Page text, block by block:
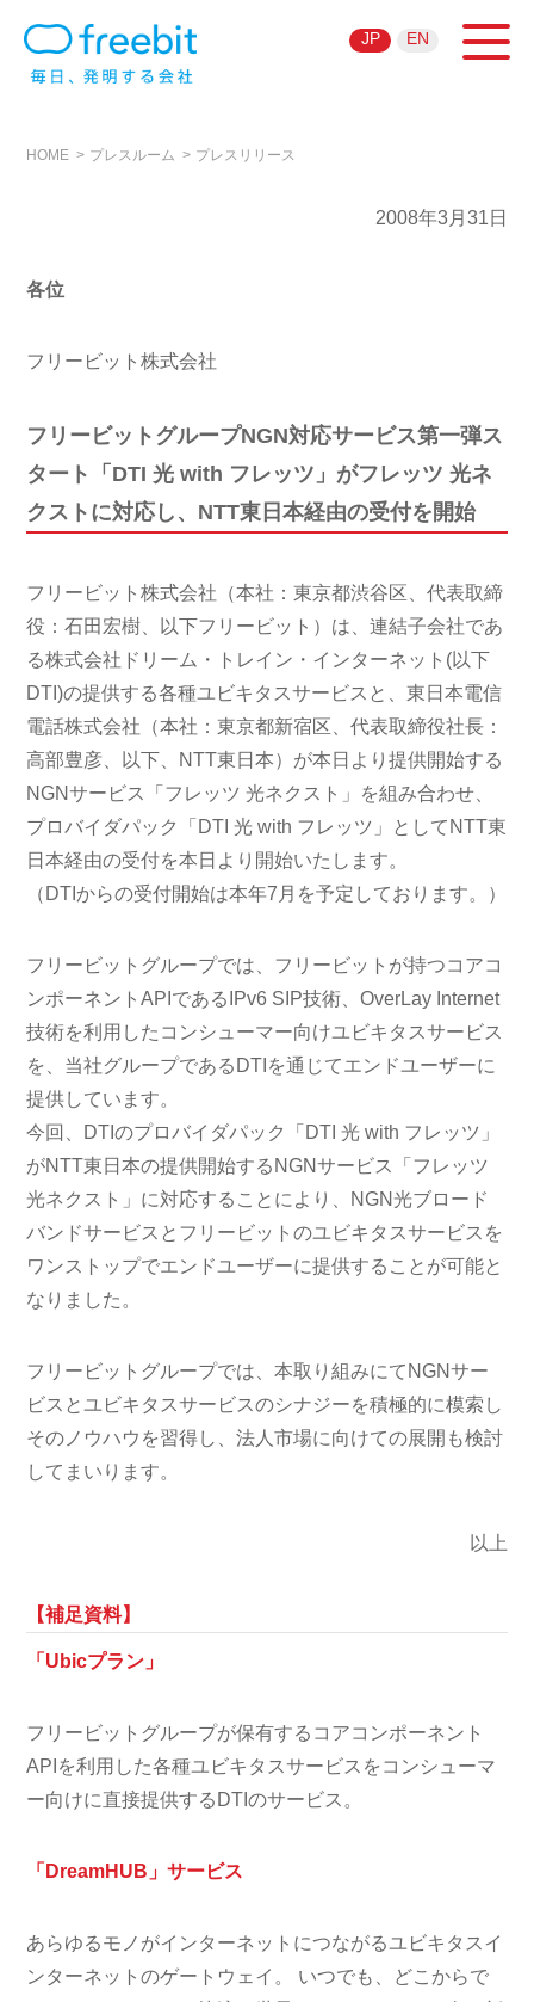
JP EN
HOME プレスルーム プレスリリース
2008年3月31日
各位
フリービット株式会社
フリービットグループNGN対応サービス第一弾ス
タート「DTI 光 with フレッツ」がフレッツ 光ネ
クストに対応し、NTT東日本経由の受付を開始
フリービット株式会社（本社：東京都渋谷区、代表取締
役：石田宏樹、以下フリービット）は、連結子会社であ
る株式会社ドリーム・トレイン・インターネット(以下
DTI)の提供する各種ユビキタスサービスと、東日本電信
電話株式会社（本社：東京都新宿区、代表取締役社長：
高部豊彦、以下、NTT東日本）が本日より提供開始する
NGNサービス「フレッツ 光ネクスト」を組み合わせ、
プロバイダパック「DTI 光 with フレッツ」としてNTT東
日本経由の受付を本日より開始いたします。
（DTIからの受付開始は本年7月を予定しております。）
フリービットグループでは、フリービットが持つコアコ
ンポーネントAPIであるIPv6 SIP技術、OverLay Internet
技術を利用したコンシューマー向けユビキタスサービス
を、当社グループであるDTIを通じてエンドユーザーに
提供しています。
今回、DTIのプロバイダパック「DTI 光 with フレッツ」
がNTT東日本の提供開始するNGNサービス「フレッツ
光ネクスト」に対応することにより、NGN光ブロード
バンドサービスとフリービットのユビキタスサービスを
ワンストップでエンドユーザーに提供することが可能と
なりました。
フリービットグループでは、本取り組みにてNGNサー
ビスとユビキタスサービスのシナジーを積極的に模索し
そのノウハウを習得し、法人市場に向けての展開も検討
してまいります。
以上
【補足資料】
「Ubicプラン」
フリービットグループが保有するコアコンポーネント
APIを利用した各種ユビキタスサービスをコンシューマ
ー向けに直接提供するDTIのサービス。
「DreamHUB」サービス
あらゆるモノがインターネットにつながるユビキタスイ
ンターネットのゲートウェイ。 いつでも、どこからで